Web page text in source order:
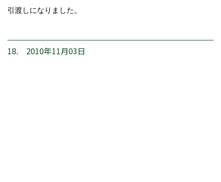
引渡しになりました。
18. 2010年11月03日